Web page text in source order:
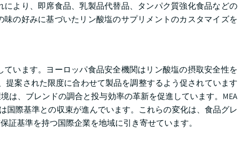
より、即席食品、乳製品代替品、タンパク質強化食品などの
の好みに基づいたリン酸塩のサプリメントのカスタマイズを
います。ヨーロッパ食品安全機関はリン酸塩の摂取安全性を
案された限度に合わせて製品を調整するよう促されています
は、ブレンドの調合と投与効率の革新を促進しています。MEA
国際基準との収束が進んでいます。これらの変化は、食品グレ
基準を持つ国際企業を地域に引き寄せています。